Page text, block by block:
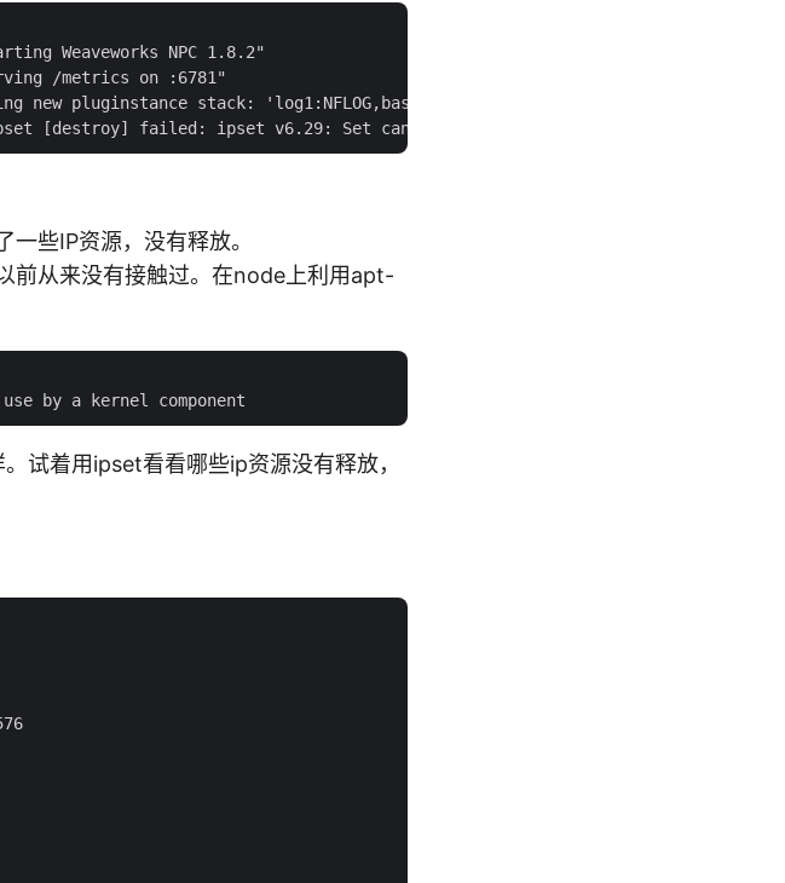
Weaveworks NPC 1.8.2"
/metrics on :6781"
new pluginstance stack: 'log1:NFLOG,base1:BASE,pcap1:PCAP'
些IP资源，没有释放。
从来没有接触过。在node上利用apt-
试着用ipset看看哪些ip资源没有释放，